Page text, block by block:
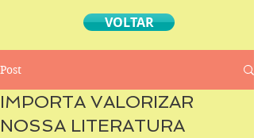
VOLTAR
Post
IMPORTA VALORIZAR
NOSSA LITERATURA